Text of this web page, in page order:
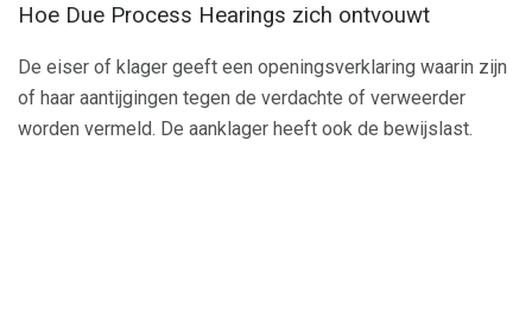
Hoe Due Process Hearings zich ontvouwt
De eiser of klager geeft een openingsverklaring waarin zijn
of haar aantijgingen tegen de verdachte of verweerder
worden vermeld. De aanklager heeft ook de bewijslast.